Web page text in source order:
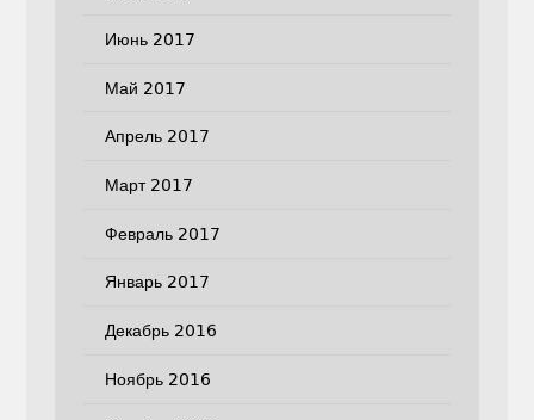
Июнь 2017
Май 2017
Апрель 2017
Март 2017
Февраль 2017
Январь 2017
Декабрь 2016
Ноябрь 2016